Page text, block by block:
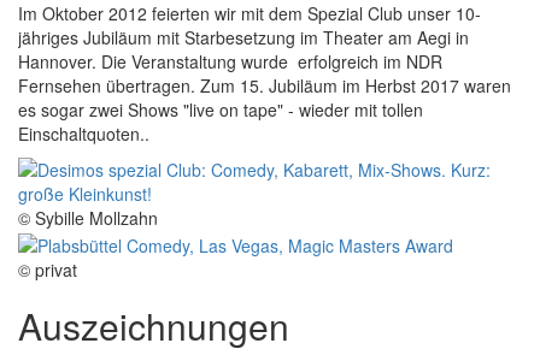
Im Oktober 2012 feierten wir mit dem Spezial Club unser 10-
jähriges Jubiläum mit Starbesetzung im Theater am Aegi in
Hannover. Die Veranstaltung wurde erfolgreich im NDR
Fernsehen übertragen. Zum 15. Jubiläum im Herbst 2017 waren
es sogar zwei Shows "live on tape" - wieder mit tollen
Einschaltquoten..
© Sybille Mollzahn
© privat
Auszeichnungen